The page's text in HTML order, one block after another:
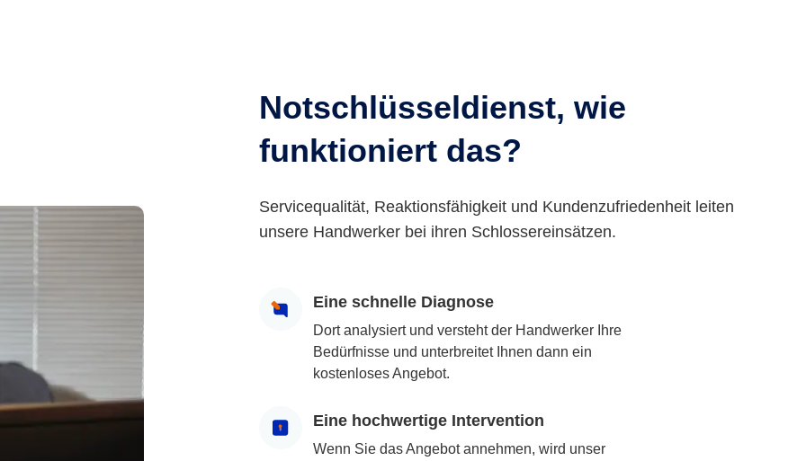
Notschlüsseldienst, wie
funktioniert das?
Servicequalität, Reaktionsfähigkeit und Kundenzufriedenheit leiten
unsere Handwerker bei ihren Schlossereinsätzen.
Eine schnelle Diagnose
Dort analysiert und versteht der Handwerker Ihre
Bedürfnisse und unterbreitet Ihnen dann ein
kostenloses Angebot.
Eine hochwertige Intervention
Wenn Sie das Angebot annehmen, wird unser